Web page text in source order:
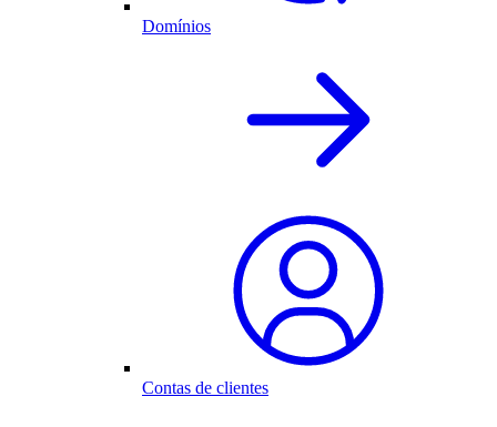
Domínios
Contas de clientes